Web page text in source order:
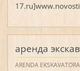
аренда
ARENDA